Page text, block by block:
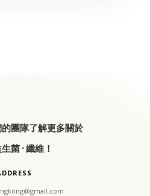
團隊了解更多關於
菌 · 纖維！